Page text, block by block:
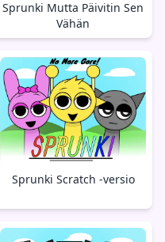
Sprunki Mutta Päivitin Sen
Vähän
Sprunki Scratch -versio